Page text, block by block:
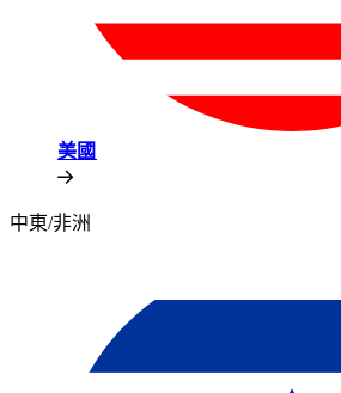
美國​​
中東/非洲​​